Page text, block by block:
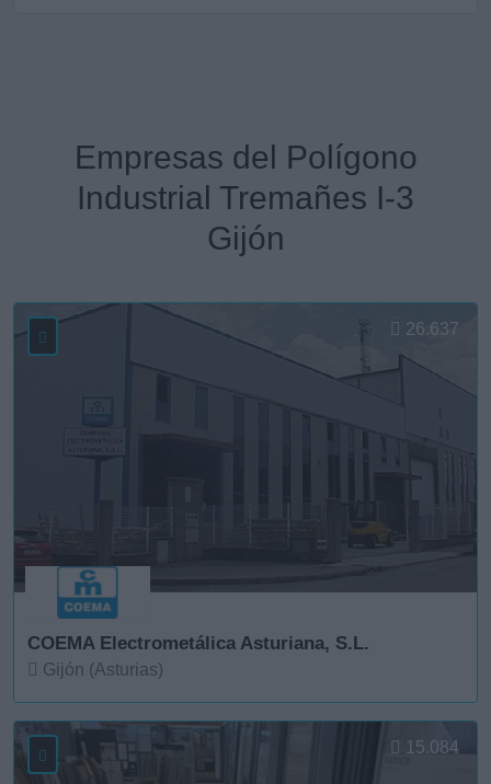
Empresas del Polígono
Industrial Tremañes I-3
Gijón
COEMA Electrometálica Asturiana, S.L.
Gijón (Asturias)
26.637
15.084